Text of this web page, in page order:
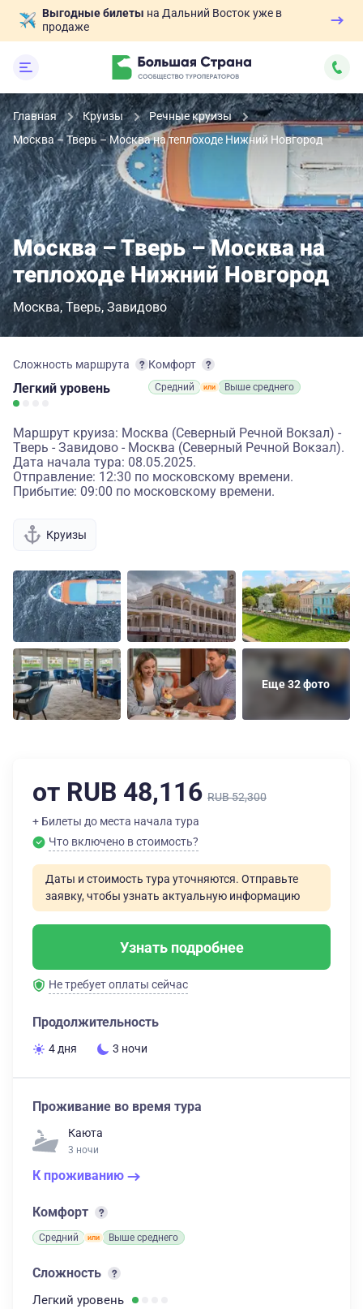
Выгодные билеты на Дальний Восток уже в
продаже
Главная Круизы
Речные круизы
Москва – Тверь – Москва на теплоходе Нижний Новгород
Москва – Тверь – Москва на
теплоходе Нижний Новгород
Москва Тверь Завидово
Сложность маршрута
Легкий уровень
Комфорт
Средний Выше среднего
Маршрут круиза: Москва (Северный Речной Вокзал) -
Тверь - Завидово - Москва (Северный Речной Вокзал).
Дата начала тура: 08.05.2025.
Отправление: 12:30 по московскому времени.
Прибытие: 09:00 по московскому времени.
Круизы
Еще 32 фото
от RUB 48,116 RUB 52,300
+ Билеты до места начала тура
Что включено в стоимость?
Даты и стоимость тура уточняются. Отправьте
заявку, чтобы узнать актуальную информацию
Узнать подробнее
Не требует оплаты сейчас
Продолжительность
4 дня 3 ночи
Проживание во время тура
Каюта
3 ночи
К проживанию
Комфорт
Средний Выше среднего
Сложность
Легкий уровень